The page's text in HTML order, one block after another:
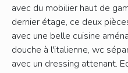
avec du mobilier haut de
dernier étage, ce deux
avec une belle cuisine
douche à l'italienne, wc
avec un dressing attenant.